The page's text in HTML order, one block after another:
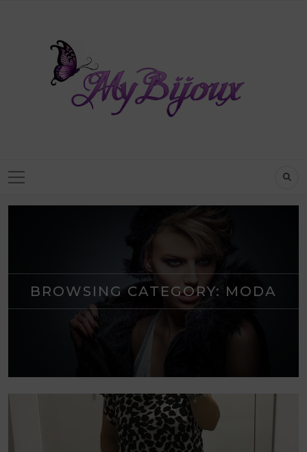
BROWSING CATEGORY: MODA